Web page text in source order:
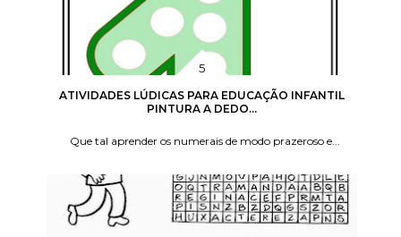
ATIVIDADES LÚDICAS PARA EDUCAÇÃO INFANTIL
PINTURA A DEDO...
Que tal aprender os numerais de modo prazeroso e...